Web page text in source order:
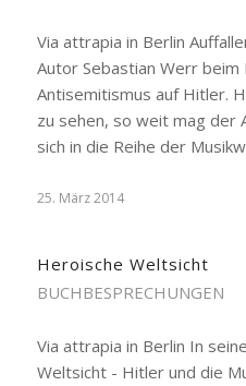
Via attrapia in Berlin
Autor Sebastian Werr beim
Antisemitismus auf Hitler.
zu sehen, so weit mag der
sich in die Reihe der
25. März 2014
Heroische Weltsicht
BUCHBESPRECHUNGEN
Via attrapia in Berlin In
Weltsicht - Hitler und die